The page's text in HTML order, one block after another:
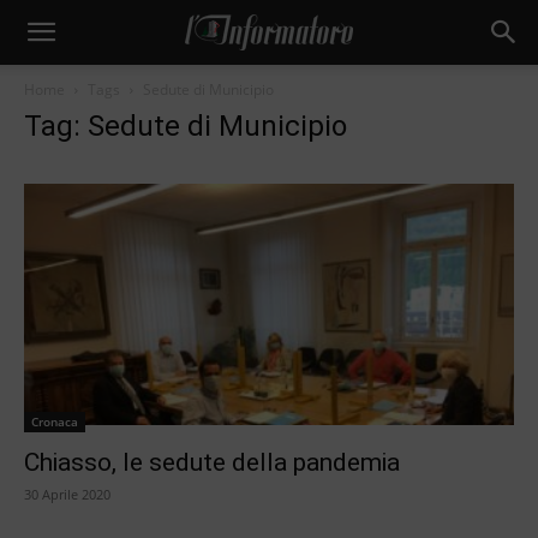
Tag: Sedute di Municipio
Cronaca
Chiasso, le sedute della pandemia
30 Aprile 2020